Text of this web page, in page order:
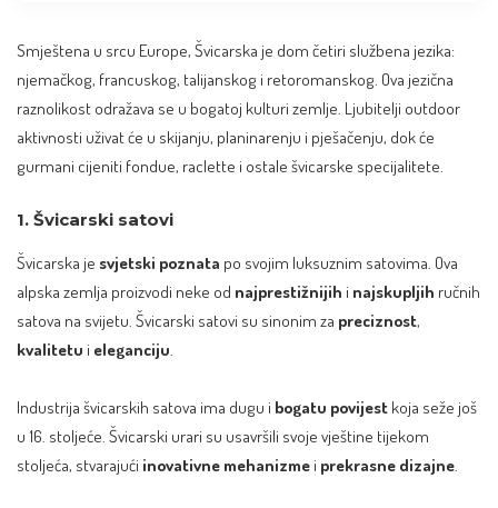
Smještena u srcu Europe, Švicarska je dom četiri službena jezika:
njemačkog, francuskog, talijanskog i retoromanskog. Ova jezična
raznolikost odražava se u bogatoj kulturi zemlje. Ljubitelji outdoor
aktivnosti uživat će u skijanju, planinarenju i pješačenju, dok će
gurmani cijeniti fondue, raclette i ostale švicarske specijalitete.
1. Švicarski satovi
Švicarska je svjetski poznata po svojim luksuznim satovima. Ova
alpska zemlja proizvodi neke od najprestižnijih i najskupljih ručnih
satova na svijetu. Švicarski satovi su sinonim za preciznost,
kvalitetu i eleganciju.
Industrija švicarskih satova ima dugu i bogatu povijest koja seže još
u 16. stoljeće. Švicarski urari su usavršili svoje vještine tijekom
stoljeća, stvarajući inovativne mehanizme i prekrasne dizajne